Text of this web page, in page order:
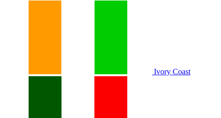
Ivory Coast